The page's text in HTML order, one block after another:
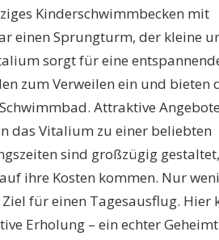
Kinderschwimmbecken mit
einen Sprungturm, der kleine
sorgt für eine
zum Verweilen ein und bieten
Attraktive
das Vitalium zu einer beliebten
sind großzügig
ihre Kosten kommen. Nur
für einen Tagesausflug.
Erholung – ein echter